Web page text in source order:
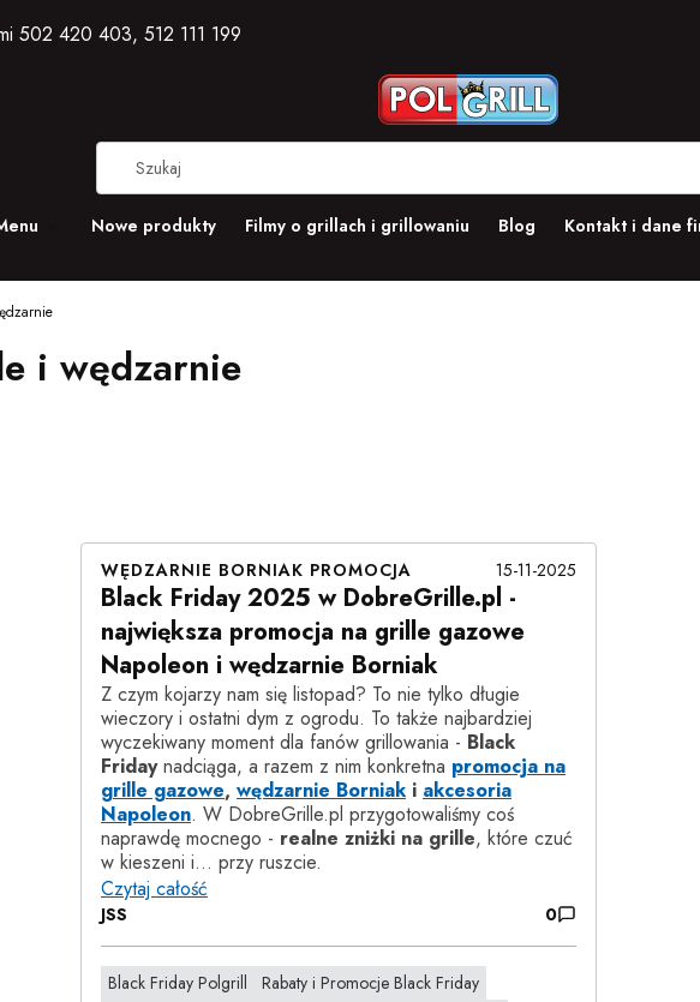
502 420 403, 512 111 199
Nowe produkty Filmy o grillach i grillowaniu Blog Kontakt i dane
i wędzarnie
WĘDZARNIE BORNIAK PROMOCJA 15-11-2025
Black Friday 2025 w DobreGrille.pl -
największa promocja na grille gazowe
Napoleon i wędzarnie Borniak
Z czym kojarzy nam się listopad? To nie tylko długie
wieczory i ostatni dym z ogrodu. To także najbardziej
wyczekiwany moment dla fanów grillowania - Black
Fridaynadciąga, a razem z nim konkretna promocja na
grille gazowe, wędzarnie Borniaki akcesoria
Napoleon. W DobreGrille.pl przygotowaliśmy coś
naprawdę mocnego - realne zniżki na grille, które czuć
w kieszeni i… przy ruszcie.
Czytaj całość
JSS 0
Black Friday Polgrill
Rabaty i Promocje Black Friday